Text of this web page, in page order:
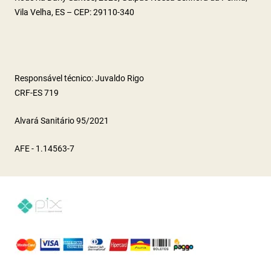
Vila Velha, ES – CEP: 29110-340
Responsável técnico: Juvaldo Rigo
CRF-ES 719
Alvará Sanitário 95/2021
AFE - 1.14563-7